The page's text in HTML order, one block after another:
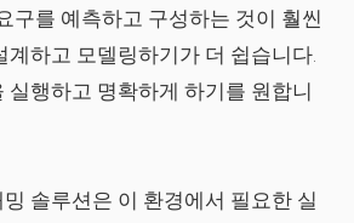
구를 예측하고 구성하는 것이 훨씬
계하고 모델링하기가 더 쉽습니다.
실행하고 명확하게 하기를 원합니
솔루션은 이 환경에서 필요한 실